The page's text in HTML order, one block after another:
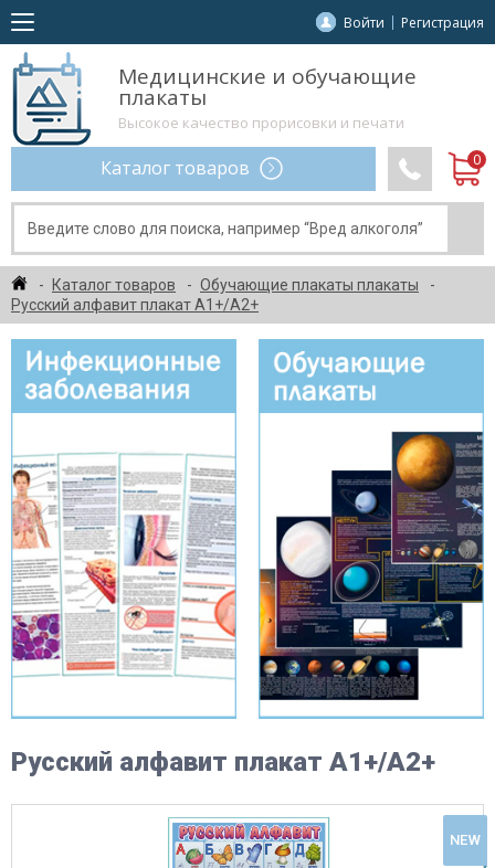
Войти Регистрация
Медицинские и обучающие
плакаты
Высокое качество прорисовки и печати
Каталог товаров
Каталог товаров
Обучающие плакаты плакаты
Русский алфавит плакат A1+/A2+
Русский алфавит плакат A1+/A2+
NEW